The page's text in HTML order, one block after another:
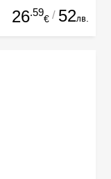
26.59
€ / 52лв.